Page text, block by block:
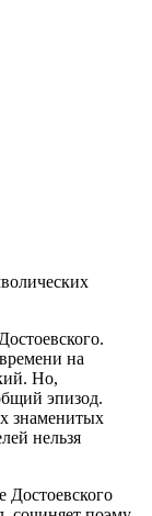
на
Но,
эпизод.
знаменитых
нельзя
Достоевского